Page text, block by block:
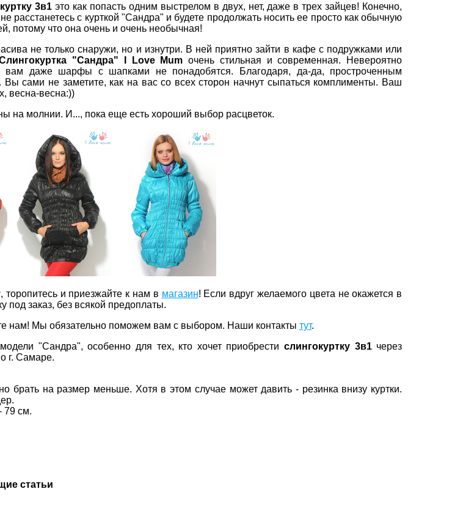
3в1 это как попасть одним выстрелом в двух, нет, даже в трех зайцев! Конечно,
расстанетесь с курткой "Сандра" и будете продолжать носить ее просто как обычную
потому что она очень и очень необычная!
не только снаружи, но и изнутри. В ней приятно зайти в кафе с подружками или
"Сандра" I Love Mum очень стильная и современная. Невероятно
даже шарфы с шапками не понадобятся. Благодаря, да-да, простроченным
Вы сами не заметите, как на вас со всех сторон начнут сыпаться комплименты. Ваш
весна-весна:))
на молнии. И..., пока еще есть хороший выбор расцветок.
, торопитесь и приезжайте к нам в магазин! Если вдруг желаемого цвета не окажется в
под заказ, без всякой предоплаты.
нам! Мы обязательно поможем вам с выбором. Наши контакты тут.
"Сандра", особенно для тех, кто хочет приобрести слингокуртку 3в1через
г. Самаре.
брать на размер меньше. Хотя в этом случае может давить - резинка внизу куртки.
79 см.
статьи